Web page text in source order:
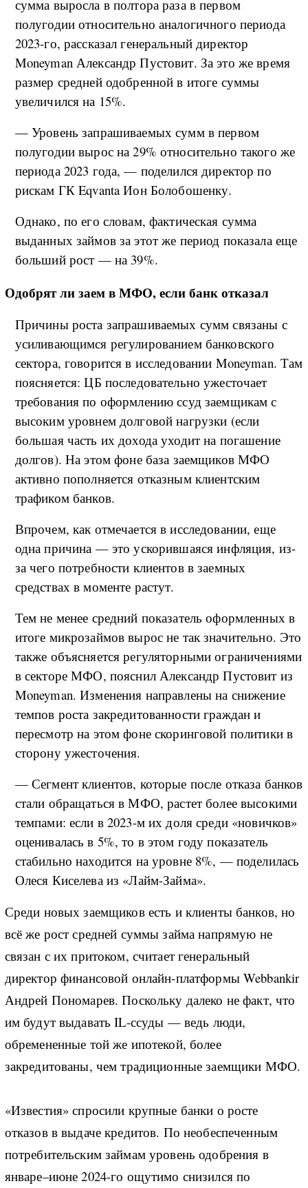
сумма выросла в полтора раза в первом
полугодии относительно аналогичного периода
2023-го, рассказал генеральный директор
Moneyman Александр Пустовит. За это же время
размер средней одобренной в итоге суммы
увеличился на 15%.
— Уровень запрашиваемых сумм в первом
полугодии вырос на 29% относительно такого же
периода 2023 года, — поделился директор по
рискам ГК Eqvanta Ион Болобошенку.
Однако, по его словам, фактическая сумма
выданных займов за этот же период показала еще
больший рост — на 39%.
Одобрят ли заем в МФО, если банк отказал
Причины роста запрашиваемых сумм связаны с
усиливающимся регулированием банковского
сектора, говорится в исследовании Moneyman. Там
поясняется: ЦБ последовательно ужесточает
требования по оформлению ссуд заемщикам с
высоким уровнем долговой нагрузки (если
большая часть их дохода уходит на погашение
долгов). На этом фоне база заемщиков МФО
активно пополняется отказным клиентским
трафиком банков.
Впрочем, как отмечается в исследовании, еще
одна причина — это ускорившаяся инфляция, из-
за чего потребности клиентов в заемных
средствах в моменте растут.
Тем не менее средний показатель оформленных в
итоге микрозаймов вырос не так значительно. Это
также объясняется регуляторными ограничениями
в секторе МФО, пояснил Александр Пустовит из
Moneyman. Изменения направлены на снижение
темпов роста закредитованности граждан и
пересмотр на этом фоне скоринговой политики в
сторону ужесточения.
— Сегмент клиентов, которые после отказа банков
стали обращаться в МФО, растет более высокими
темпами: если в 2023-м их доля среди «новичков»
оценивалась в 5%, то в этом году показатель
стабильно находится на уровне 8%, — поделилась
Олеся Киселева из «Лайм-Займа».
Среди новых заемщиков есть и клиенты банков, но
всё же рост средней суммы займа напрямую не
связан с их притоком, считает генеральный
директор финансовой онлайн-платформы Webbankir
Андрей Пономарев. Поскольку далеко не факт, что
им будут выдавать IL-ссуды — ведь люди,
обремененные той же ипотекой, более
закредитованы, чем традиционные заемщики МФО.
«Известия» спросили крупные банки о росте
отказов в выдаче кредитов. По необеспеченным
потребительским займам уровень одобрения в
январе–июне 2024-го ощутимо снизился по